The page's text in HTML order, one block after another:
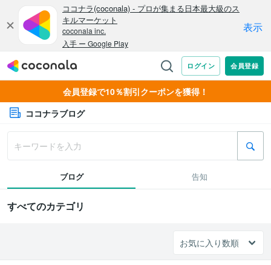
会員登録で10％割引クーポンを獲得！
ココナラブログ
ブログ 告知
すべてのカテゴリ